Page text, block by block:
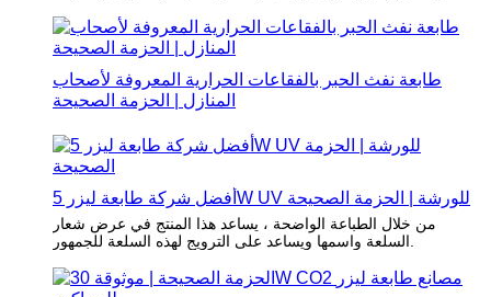
طابعة نفث الحبر بالفقاعات الحرارية المعروفة لأصحاب
المنازل | الحزمة الصحيحة
أفضل شركة طابعة ليزر 5W UV للورشة | الحزمة الصحيحة
من خلال الطباعة الواضحة ، يساعد هذا المنتج في عرض شعار